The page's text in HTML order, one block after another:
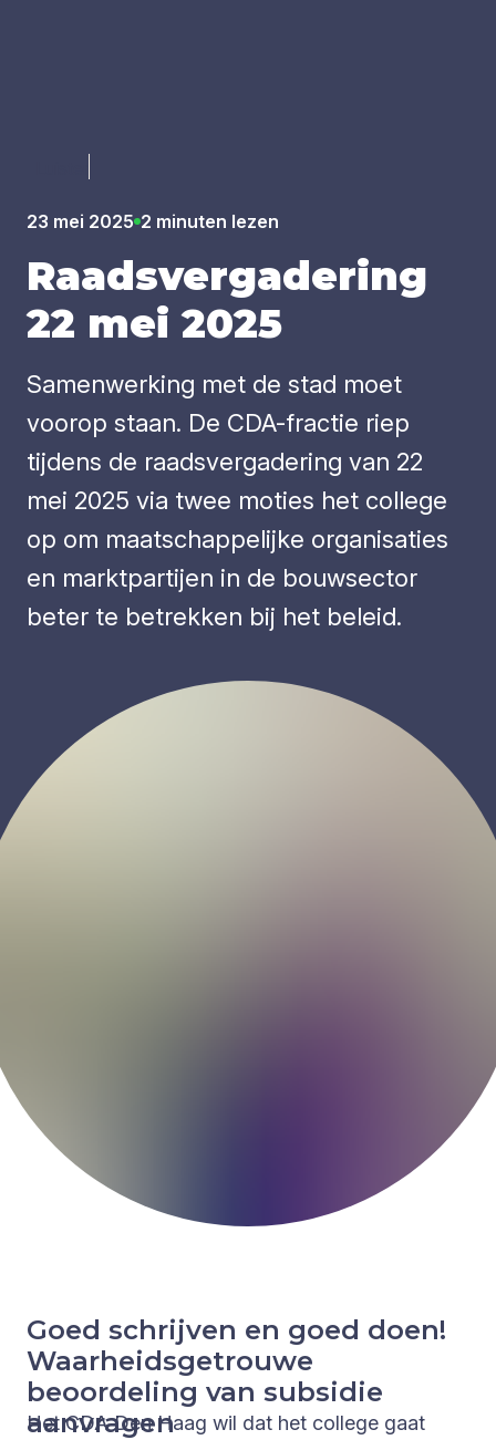
23 mei 2025 2 minuten lezen
Raads­ver­ga­de­ring
22 mei2025
Samenwerking met de stad moet
voorop staan. De CDA-fractie riep
tijdens de raadsvergadering van 22
mei 2025 via twee moties het college
op om maatschappelijke organisaties
en marktpartijen in de bouwsector
beter te betrekken bij het beleid.
Goed schrijven en goed doen!
Waarheidsgetrouwe
beoordeling van subsidie
aanvragen
Het CDA Den Haag wil dat het college gaat